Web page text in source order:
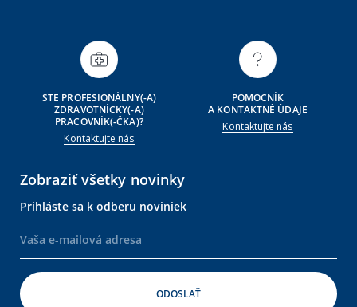
STE PROFESIONÁLNY(-A)
ZDRAVOTNÍCKY(-A)
PRACOVNÍK(-ČKA)?
Kontaktujte nás
POMOCNÍK
A KONTAKTNÉ ÚDAJE
Kontaktujte nás
Zobraziť všetky novinky
Prihláste sa k odberu noviniek